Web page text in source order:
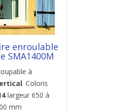
enroulable
SMA1400M
à
. Coloris
largeur 650 à
mm